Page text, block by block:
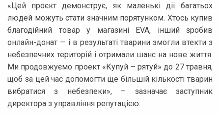
«Цей проєкт демонструє, як маленькі дії багатьох
людей можуть стати значним порятунком. Хтось купив
благодійний товар у магазині EVA, інший зробив
онлайн-донат — і в результаті тварини змогли втекти з
небезпечних територій і отримали шанс на нове життя.
Ми продовжуємо проект «Купуй – рятуй» до 27 травня,
щоб за цей час допомогти ще більшій кількості тварин
вибратися з небезпеки», – зазначає заступник
директора з управління репутацією.